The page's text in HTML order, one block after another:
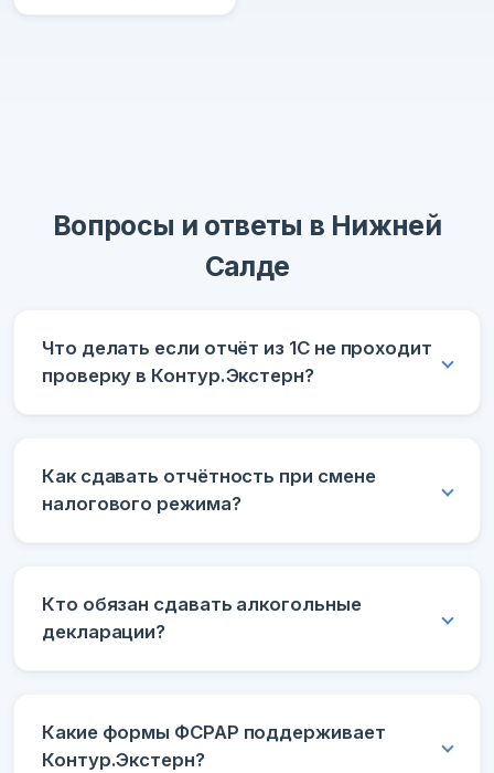
Вопросы и ответы в Нижней
Салде
Что делать если отчёт из 1С не проходит
проверку в Контур.Экстерн?
Как сдавать отчётность при смене
налогового режима?
Кто обязан сдавать алкогольные
декларации?
Какие формы ФСРАР поддерживает
Контур.Экстерн?